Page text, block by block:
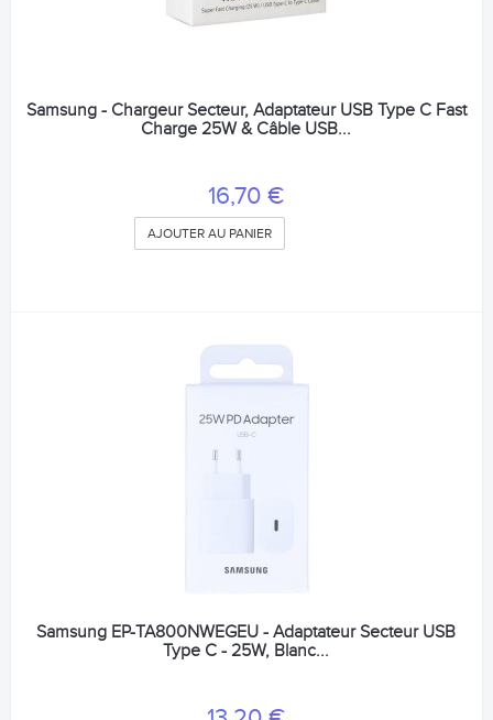
Samsung - Chargeur Secteur, Adaptateur USB Type C Fast
Charge 25W & Câble USB...
16,70 €
AJOUTER AU PANIER
Samsung EP-TA800NWEGEU - Adaptateur Secteur USB
Type C - 25W, Blanc...